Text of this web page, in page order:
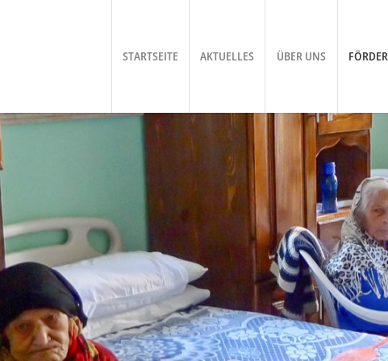
STARTSEITE AKTUELLES ÜBER UNS